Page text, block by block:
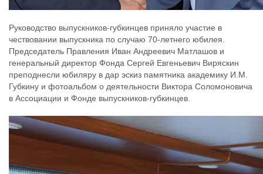
Руководство выпускников-губкинцев приняло участие в
чествовании выпускника по случаю 70-летнего юбилея.
Председатель Правления Иван Андреевич Матлашов и
генеральный директор Фонда Сергей Евгеньевич Виряскин
преподнесли юбиляру в дар эскиз памятника академику И.М.
Губкину и фотоальбом о деятельности Виктора Соломоновича
в Ассоциации и Фонде выпускников-губкинцев.